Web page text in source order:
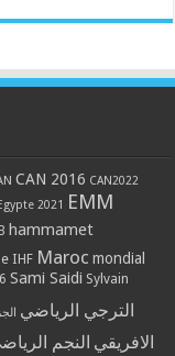
CAN 2016 CAN2022
2021 EMM
hammamet
IHF Maroc mondial
Sami Saidi Sylvain
الترجي الرياضي
الافريقي النجم